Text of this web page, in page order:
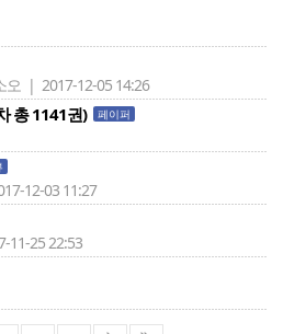
오 | 2017-12-05 14:26
총 1141권) 페이퍼
12-03 11:27
25 22:53